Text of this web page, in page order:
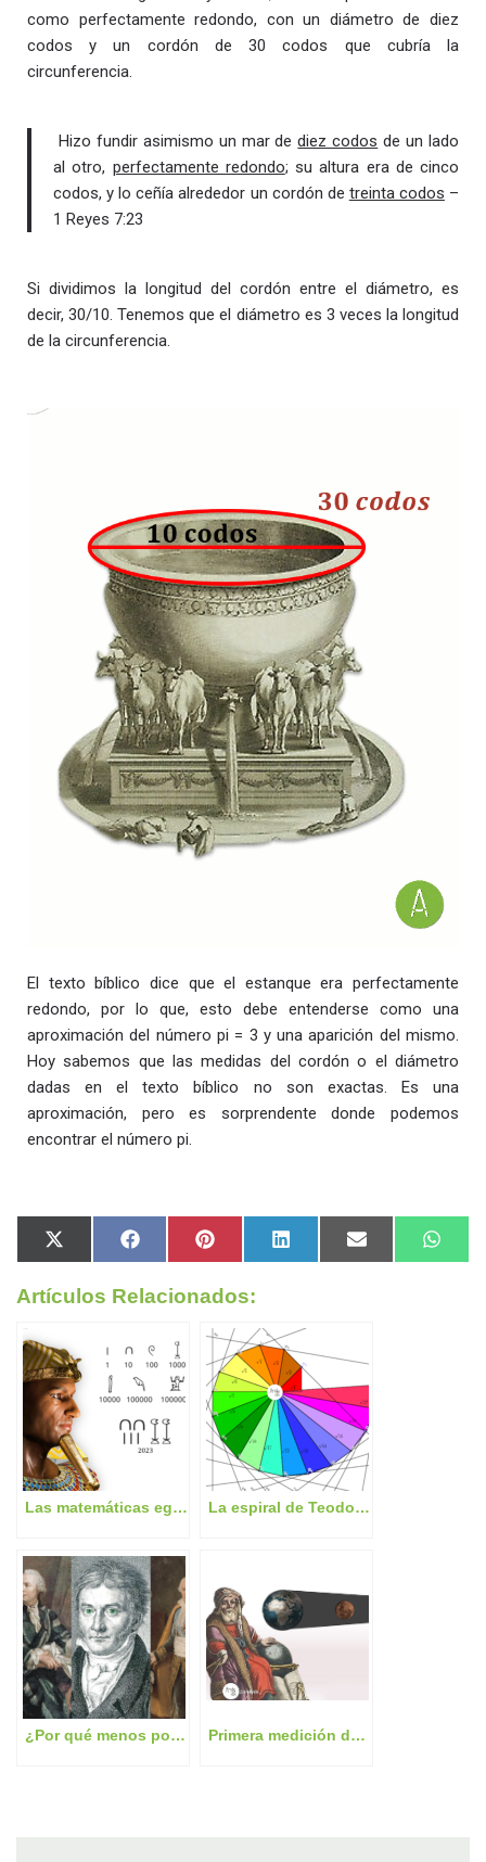
como perfectamente redondo, con un diámetro de diez
codos y un cordón de 30 codos que cubría la
circunferencia.
Hizo fundir asimismo un mar dediez codos de un lado
al otro, perfectamente redondo; su altura era de cinco
codos, y lo ceñía alrededor un cordón de treinta codos –
1 Reyes 7:23
Si dividimos la longitud del cordón entre el diámetro, es
decir, 30/10. Tenemos que el diámetro es 3 veces la longitud
de la circunferencia.
El texto bíblico dice que el estanque era perfectamente
redondo, por lo que, esto debe entenderse como una
aproximación del número pi = 3 y una aparición del mismo.
Hoy sabemos que las medidas del cordón o el diámetro
dadas en el texto bíblico no son exactas. Es una
aproximación, pero es sorprendente donde podemos
encontrar el número pi.
Artículos Relacionados:
Las matemáticas egipcias: Explorando el papiro Rhind La espiral de Teodoro: El teorema de Pitágoras impreso en el universo
¿Por qué menos por menos es más? 7 demostraciones y 2 ejemplos cotidianos Primera medición de la distancia Tierra-Luna